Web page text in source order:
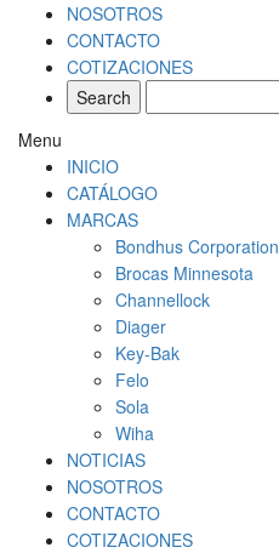
NOSOTROS
CONTACTO
COTIZACIONES
Menu
INICIO
CATÁLOGO
MARCAS
Bondhus Corporation
Brocas Minnesota
Channellock
Diager
Key-Bak
Felo
Sola
Wiha
NOTICIAS
NOSOTROS
CONTACTO
COTIZACIONES